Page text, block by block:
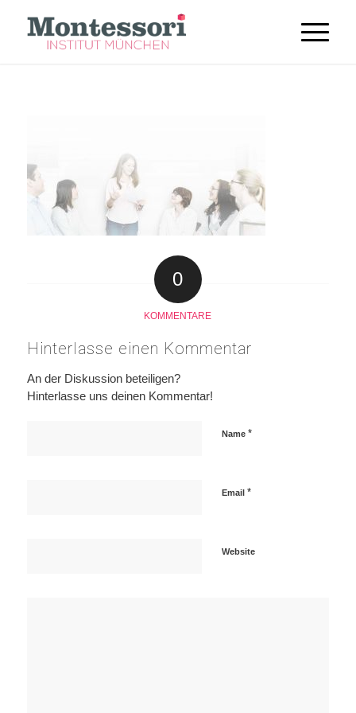
0
KOMMENTARE
Hinterlasse einen Kommentar
An der Diskussion beteiligen?
Hinterlasse uns deinen Kommentar!
Name *
Email *
Website